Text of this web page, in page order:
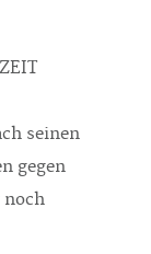
seinen
gegen
noch